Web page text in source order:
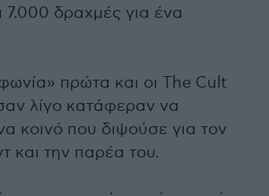
7.000 δραχμές για ένα
πρώτα και οι The Cult
λίγο κατάφεραν να
κοινό που διψούσε για τον
και την παρέα του.